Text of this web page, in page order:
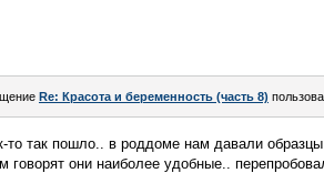
Re: Красота и беременность (часть 8)
то так пошло.. в роддоме нам давали
говорят они наиболее удобные..